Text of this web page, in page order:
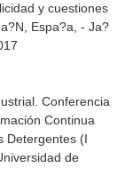
y cuestiones
Espa?a, - Ja?
Conferencia
Continua
Detergentes (I
de